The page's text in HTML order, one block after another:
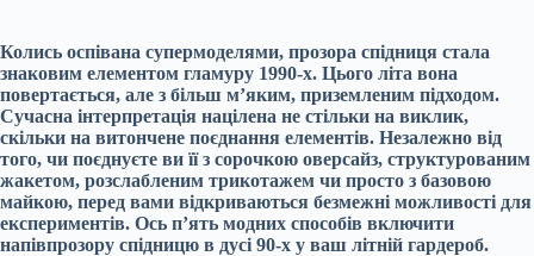
Колись оспівана супермоделями, прозора спідниця стала
знаковим елементом гламуру 1990-х. Цього літа вона
повертається, але з більш м’яким, приземленим підходом.
Сучасна інтерпретація націлена не стільки на виклик,
скільки на витончене поєднання елементів. Незалежно від
того, чи поєднуєте ви її з сорочкою оверсайз, структурованим
жакетом, розслабленим трикотажем чи просто з базовою
майкою, перед вами відкриваються безмежні можливості для
експериментів. Ось п’ять модних способів включити
напівпрозору спідницю в дусі 90-х у ваш літній гардероб.